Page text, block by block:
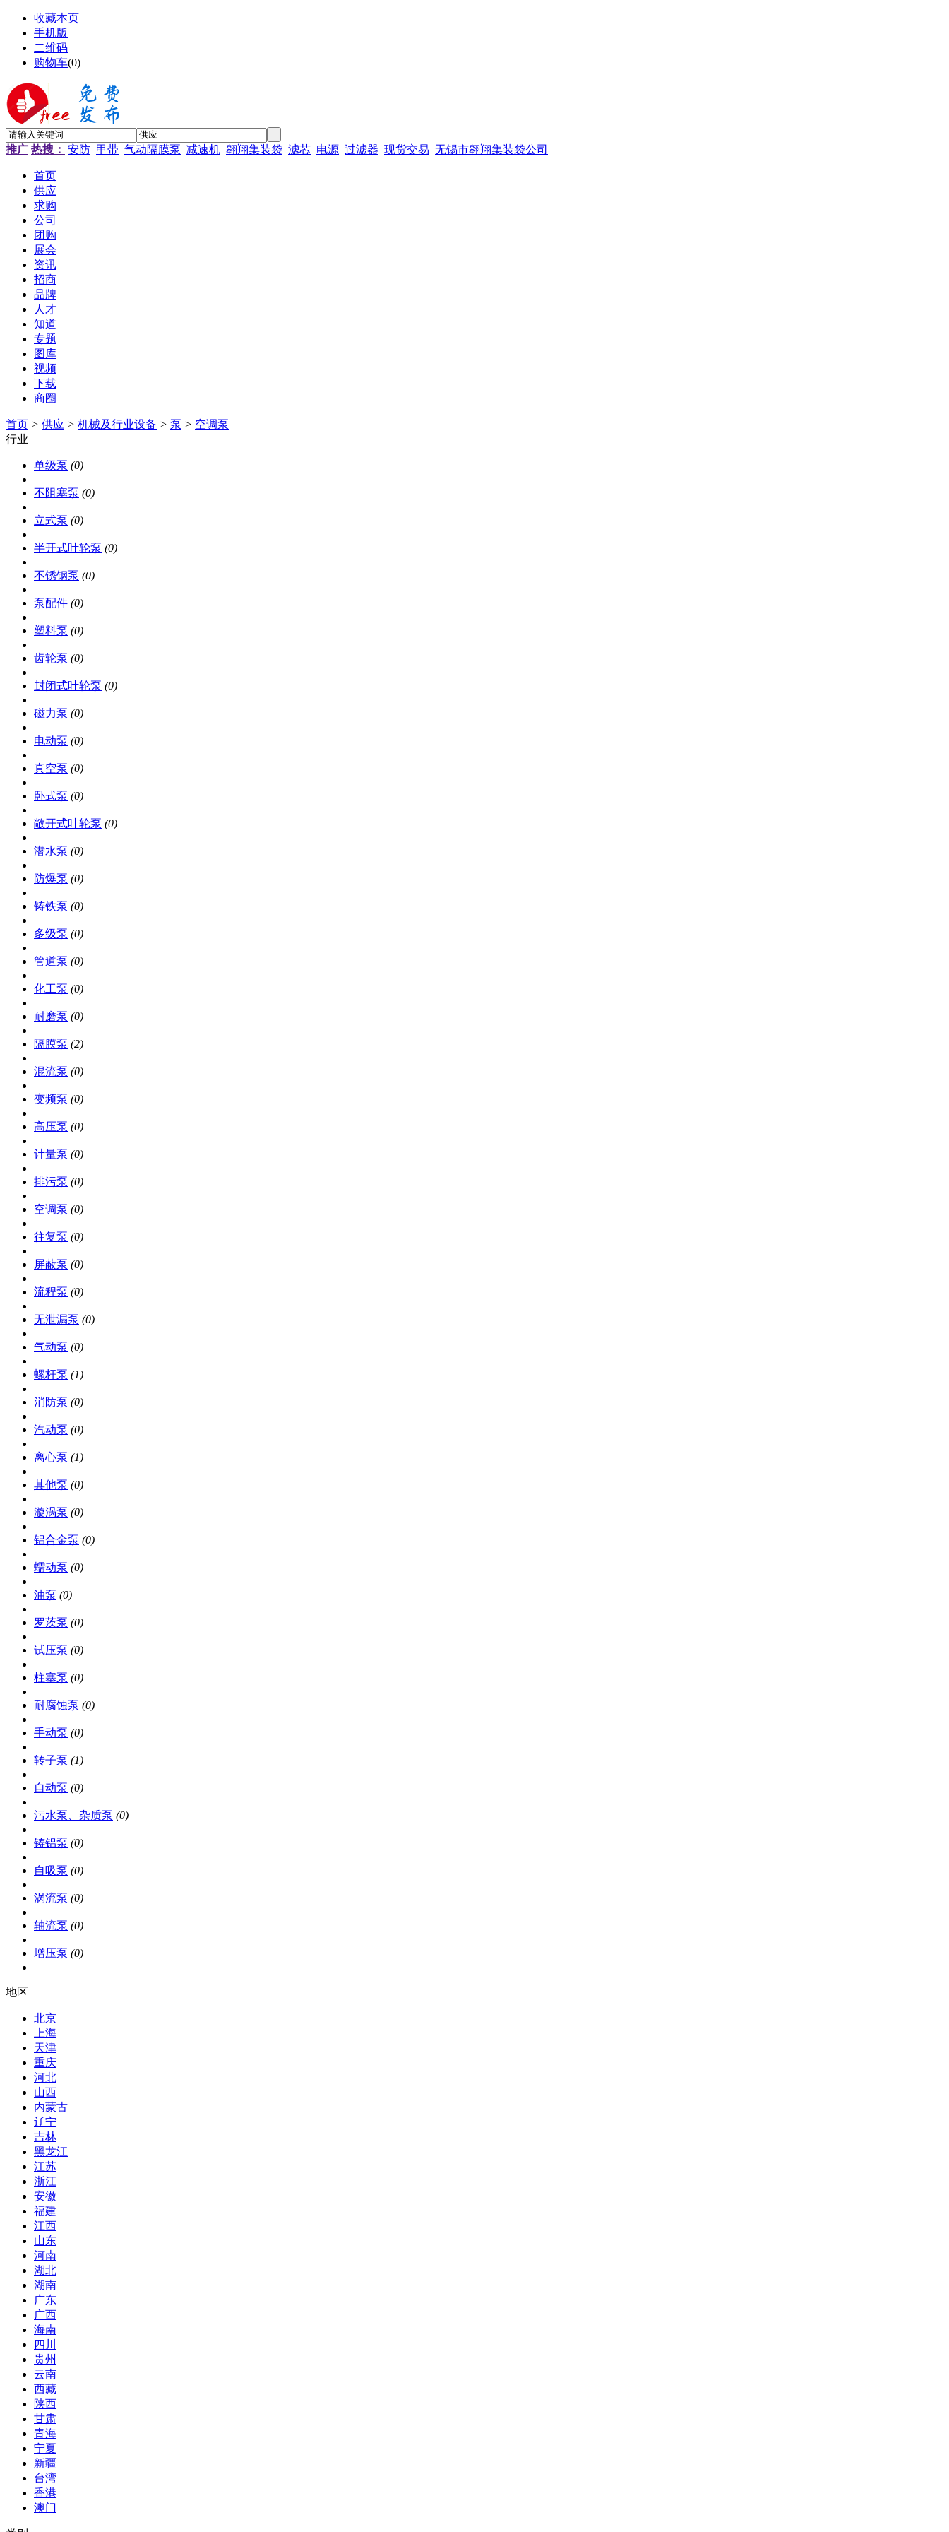
收藏本页
手机版
二维码
购物车(0)
推广 热搜： 安防 甲带 气动隔膜泵 减速机 翱翔集装袋 滤芯 电源 过滤器 现货交易 无锡市翱翔集装袋公司
首页
供应
求购
公司
团购
展会
资讯
招商
品牌
人才
知道
专题
图库
视频
下载
商圈
首页 > 供应 > 机械及行业设备 > 泵 > 空调泵
行业
单级泵 (0)
不阻塞泵 (0)
立式泵 (0)
半开式叶轮泵 (0)
不锈钢泵 (0)
泵配件 (0)
塑料泵 (0)
齿轮泵 (0)
封闭式叶轮泵 (0)
磁力泵 (0)
电动泵 (0)
真空泵 (0)
卧式泵 (0)
敞开式叶轮泵 (0)
潜水泵 (0)
防爆泵 (0)
铸铁泵 (0)
多级泵 (0)
管道泵 (0)
化工泵 (0)
耐磨泵 (0)
隔膜泵 (2)
混流泵 (0)
变频泵 (0)
高压泵 (0)
计量泵 (0)
排污泵 (0)
空调泵 (0)
往复泵 (0)
屏蔽泵 (0)
流程泵 (0)
无泄漏泵 (0)
气动泵 (0)
螺杆泵 (1)
消防泵 (0)
汽动泵 (0)
离心泵 (1)
其他泵 (0)
漩涡泵 (0)
铝合金泵 (0)
蠕动泵 (0)
油泵 (0)
罗茨泵 (0)
试压泵 (0)
柱塞泵 (0)
耐腐蚀泵 (0)
手动泵 (0)
转子泵 (1)
自动泵 (0)
污水泵、杂质泵 (0)
铸铝泵 (0)
自吸泵 (0)
涡流泵 (0)
轴流泵 (0)
增压泵 (0)
地区
北京
上海
天津
重庆
河北
山西
内蒙古
辽宁
吉林
黑龙江
江苏
浙江
安徽
福建
江西
山东
河南
湖北
湖南
广东
广西
海南
四川
贵州
云南
西藏
陕西
甘肃
青海
宁夏
新疆
台湾
香港
澳门